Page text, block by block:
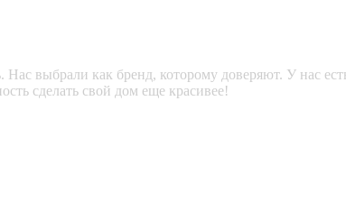
выбрали как бренд, которому доверяют. У нас
сделать свой дом еще красивее!